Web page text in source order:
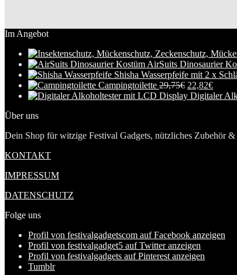
Im Angebot
AirSuits Dinosaurier
Shisha Wasserpfeife mit 2 x
Campingtoilette 29,75€ 22,82€
Digitaler
Über uns
Dein Shop für witzige Festival Gadgets, nützliches Zubehör
KONTAKT
IMPRESSUM
DATENSCHUTZ
Folge uns
Profil von festivalgadgetscom auf Facebook anzeigen
Profil von festivalgadget5 auf Twitter anzeigen
Profil von festivalgadgets auf Pinterest anzeigen
Tumblr